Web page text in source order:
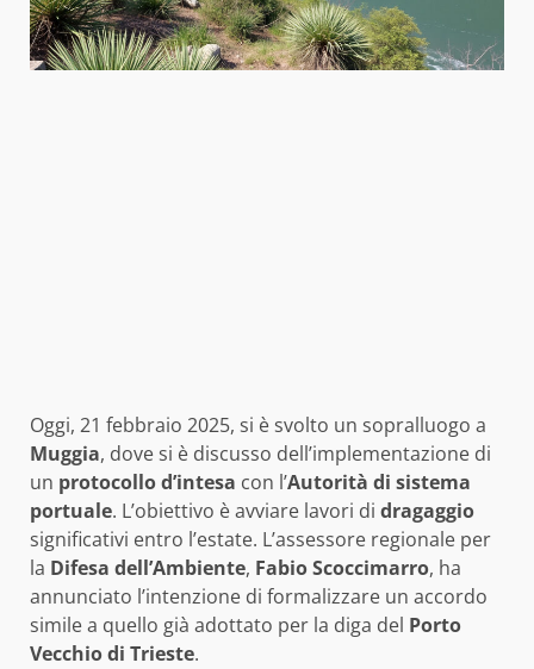
Oggi, 21 febbraio 2025, si è svolto un sopralluogo a
Muggia, dove si è discusso dell’implementazione di
un protocollo d’intesa con l’Autorità di sistema
portuale. L’obiettivo è avviare lavori di dragaggio
significativi entro l’estate. L’assessore regionale per
la Difesa dell’Ambiente, Fabio Scoccimarro, ha
annunciato l’intenzione di formalizzare un accordo
simile a quello già adottato per la diga del Porto
Vecchio di Trieste.